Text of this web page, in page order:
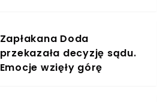
Zapłakana Doda
przekazała decyzję sądu.
Emocje wzięły górę